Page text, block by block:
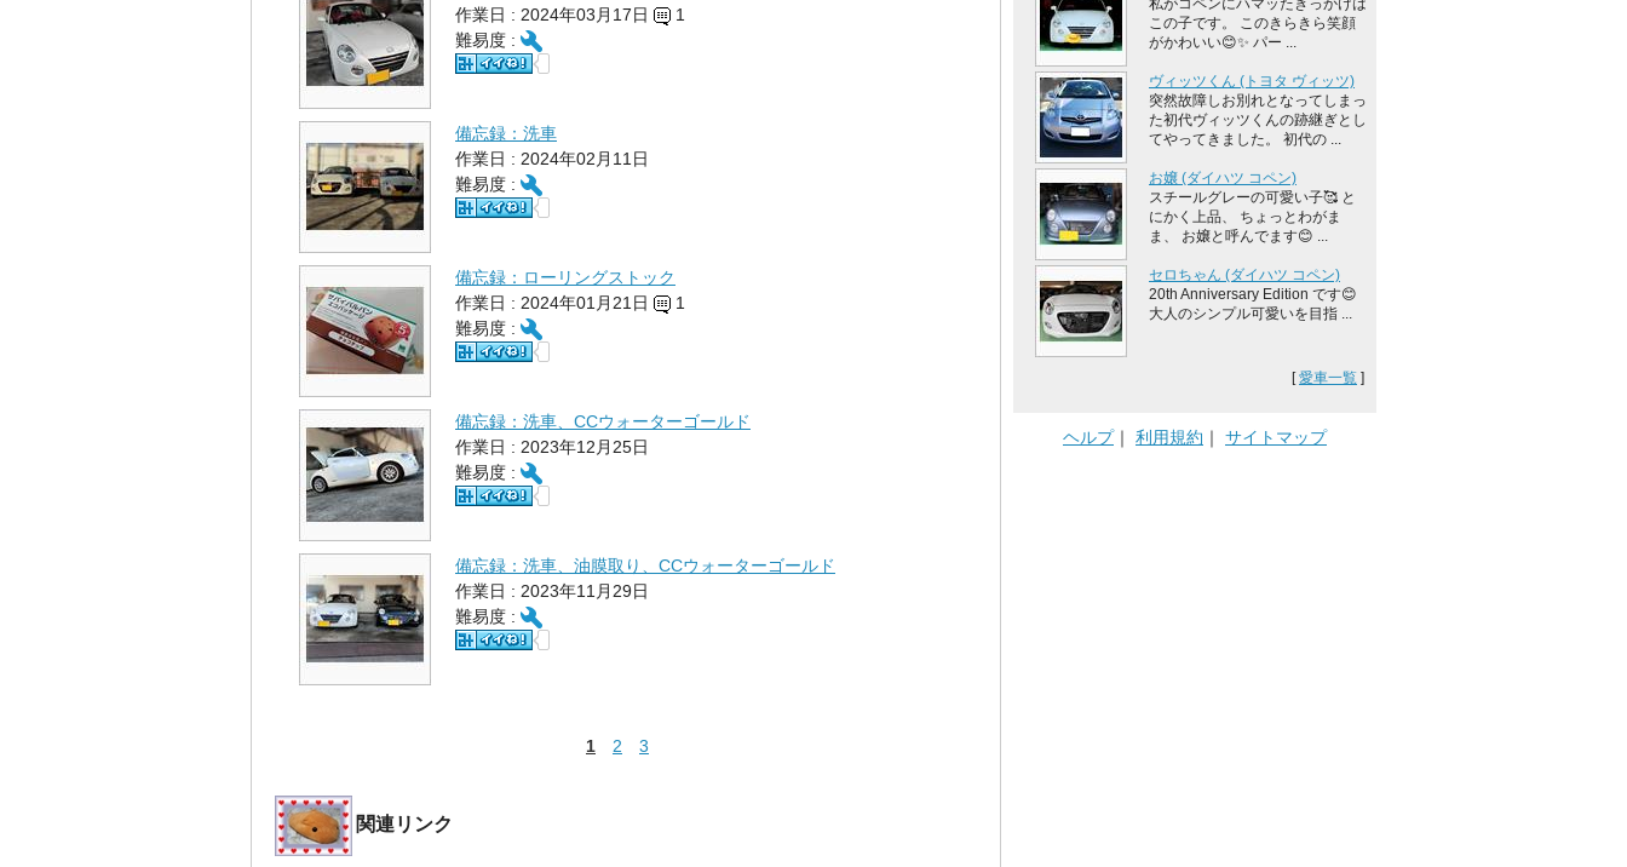
作業日 : 2024年03月17日
1
難易度 :
備忘録：洗車
作業日 : 2024年02月11日
難易度 :
備忘録：ローリングストック
作業日 : 2024年01月21日
1
難易度 :
備忘録：洗車、CCウォーターゴールド
作業日 : 2023年12月25日
難易度 :
備忘録：洗車、油膜取り、CCウォーターゴールド
作業日 : 2023年11月29日
難易度 :
1 2 3
関連リンク
私がコペンにハマッたきっかけは
この子です。 このきらきら笑顔
がかわいい😊✨ パー ...
ヴィッツくん (トヨタ ヴィッツ)
突然故障しお別れとなってしまっ
た初代ヴィッツくんの跡継ぎとし
てやってきました。 初代の ...
お嬢 (ダイハツ コペン)
スチールグレーの可愛い子🥰 と
にかく上品、 ちょっとわがま
ま、 お嬢と呼んでます😊 ...
セロちゃん (ダイハツ コペン)
20th Anniversary Edition です😊
大人のシンプル可愛いを目指 ...
[愛車一覧 ]
ヘルプ｜ 利用規約 ｜ サイトマップ